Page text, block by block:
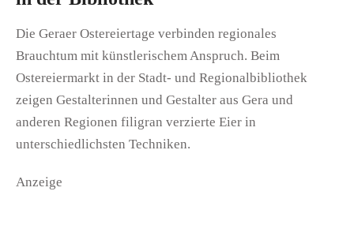
Die Geraer Ostereiertage verbinden regionales
Brauchtum mit künstlerischem Anspruch. Beim
Ostereiermarkt in der Stadt- und Regionalbibliothek
zeigen Gestalterinnen und Gestalter aus Gera und
anderen Regionen filigran verzierte Eier in
unterschiedlichsten Techniken.
Anzeige